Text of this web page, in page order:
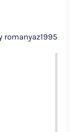
romanyaz1995